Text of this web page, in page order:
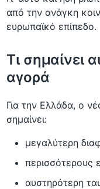
από την ανάγκη
ευρωπαϊκό επίπεδο.
Τι σημαίνει
αγορά
Για την Ελλάδα, ο
σημαίνει:
μεγαλύτερη
περισσότερους
αυστηρότερη